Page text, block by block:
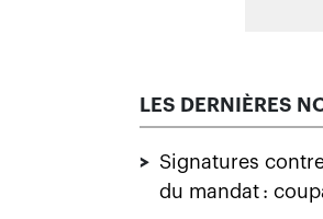
LES DERNIÈRES
> Signatures
du mandat :